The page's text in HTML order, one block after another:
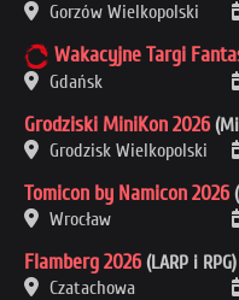
Gorzów Wielkopolski
Wakacyjne Targi
Gdańsk
Grodziski MiniKon 2026
Grodzisk Wielkopolski
Tomicon by Namicon 2026
Wrocław
Flamberg 2026 (LARP i RPG)
Czatachowa